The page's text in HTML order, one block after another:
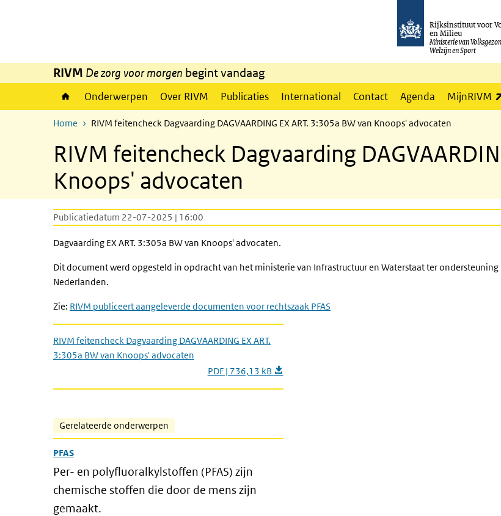
Rijksinstituut voor
en Milieu
Ministerie van
Welzijn en Sport
RIVM De zorg voor morgen begint vandaag
Onderwerpen Over RIVM Publicaties International Contact Agenda MijnRIVM
Home RIVM feitencheck Dagvaarding DAGVAARDING EX ART. 3:305a BW van Knoops' advocaten
RIVM feitencheck Dagvaarding
Knoops' advocaten
Publicatiedatum 22-07-2025 | 16:00
Dagvaarding EX ART. 3:305a BW van Knoops' advocaten.
Dit document werd opgesteld in opdracht van het ministerie van Infrastructuur en Waterstaat ter
Nederlanden.
Zie: RIVM publiceert aangeleverde documenten voor rechtszaak PFAS
RIVM feitencheck Dagvaarding DAGVAARDING EX ART.
3:305a BW van Knoops' advocaten
PDF | 736,13 kB
Gerelateerde onderwerpen
PFAS
Per- en polyfluoralkylstoffen (PFAS) zijn
chemische stoffen die door de mens zijn
gemaakt.